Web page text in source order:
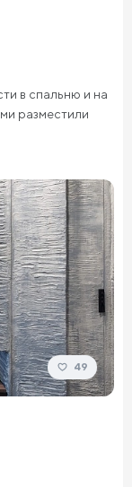
в спальню и на
разместили
49